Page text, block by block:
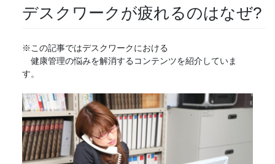
デスクワークが疲れるのはなぜ?
※この記事ではデスクワークにおける
健康管理の悩みを解消するコンテンツを紹介していま
す。